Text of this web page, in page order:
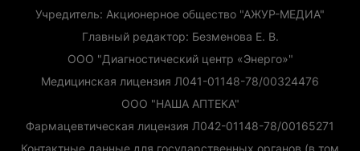
Учредитель: Акционерное общество "АЖУР-МЕДИА"
Главный редактор: Безменова Е. В.
ООО "Диагностический центр «Энерго»"
Медицинская лицензия Л041-01148-78/00324476
ООО "НАША АПТЕКА"
Фармацевтическая лицензия Л042-01148-78/00165271
Контактные данные для государственных органов (в том